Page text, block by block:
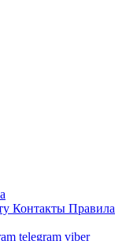
Контакты Правила
telegram viber